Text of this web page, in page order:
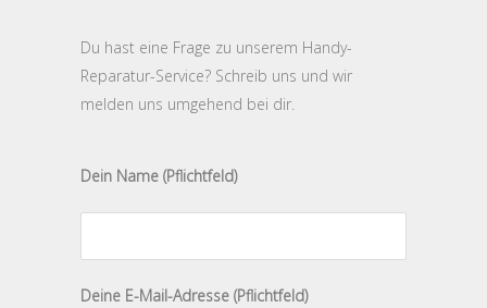
Du hast eine Frage zu unserem Handy-
Reparatur-Service? Schreib uns und wir
melden uns umgehend bei dir.
Dein Name (Pflichtfeld)
Bitte lasse dieses Feld leer.
Deine E-Mail-Adresse (Pflichtfeld)